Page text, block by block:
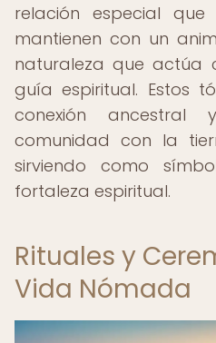
relación especial
mantienen con un
naturaleza que actúa
guía espiritual. Estos
conexión
comunidad con la
sirviendo como
fortaleza espiritual.
Rituales y
Vida Nómada